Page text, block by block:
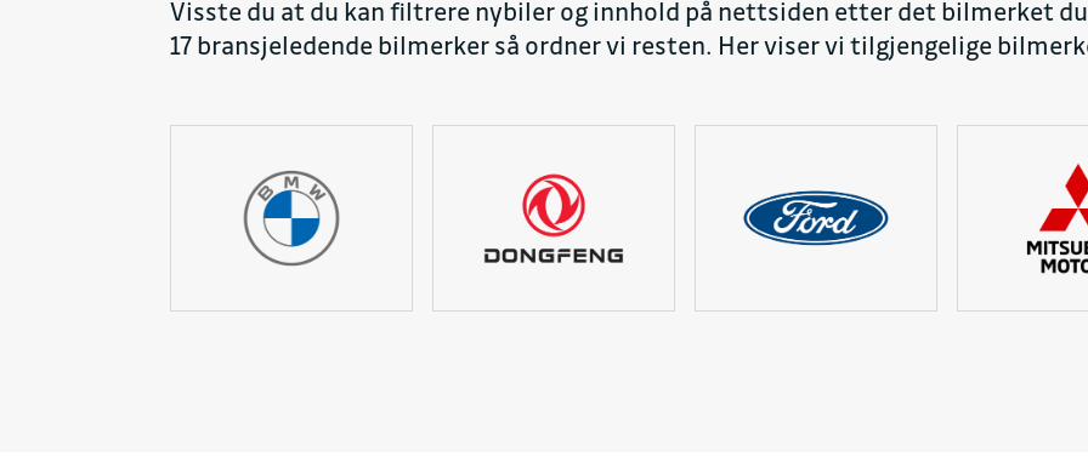
Visste du at du kan filtrere nybiler og innhold på nettsiden etter det bilmerket
17 bransjeledende bilmerker så ordner vi resten. Her viser vi tilgjengelige